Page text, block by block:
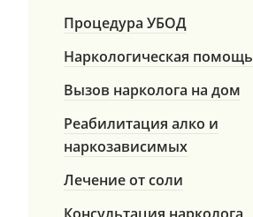
Процедура УБОД
Наркологическая помощь
Вызов нарколога на дом
Реабилитация алко и
наркозависимых
Лечение от соли